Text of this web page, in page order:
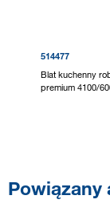
514477
Blat kuchenny
premium 4100/
Powiązany